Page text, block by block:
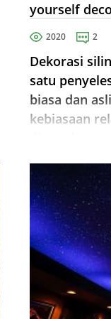
yourself
2020 2
Dekorasi
satu
biasa dan
kebiasaan
sebagai